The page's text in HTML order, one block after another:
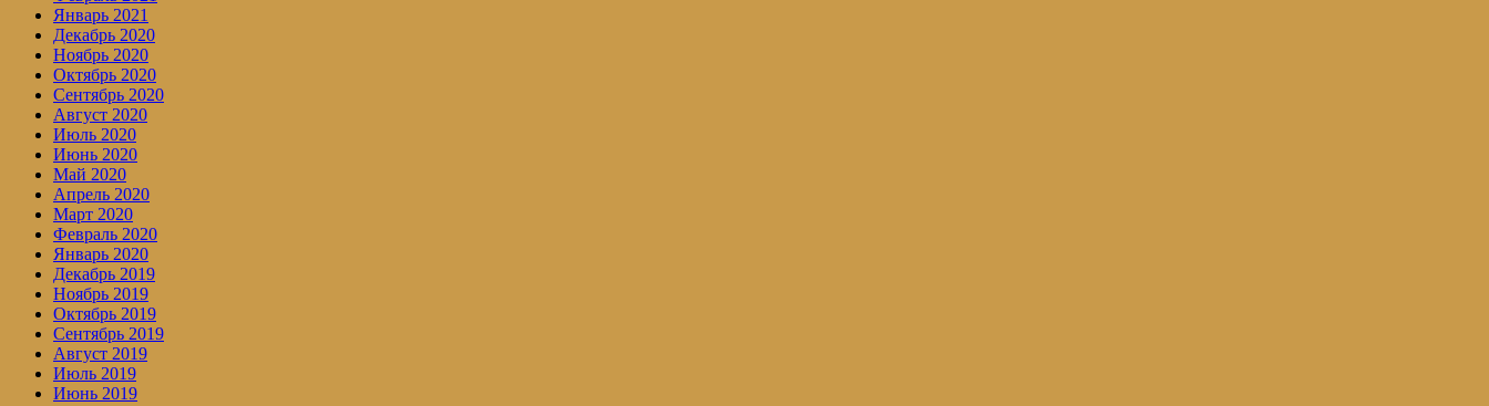
Январь 2021
Декабрь 2020
Ноябрь 2020
Октябрь 2020
Сентябрь 2020
Август 2020
Июль 2020
Июнь 2020
Май 2020
Апрель 2020
Март 2020
Февраль 2020
Январь 2020
Декабрь 2019
Ноябрь 2019
Октябрь 2019
Сентябрь 2019
Август 2019
Июль 2019
Июнь 2019